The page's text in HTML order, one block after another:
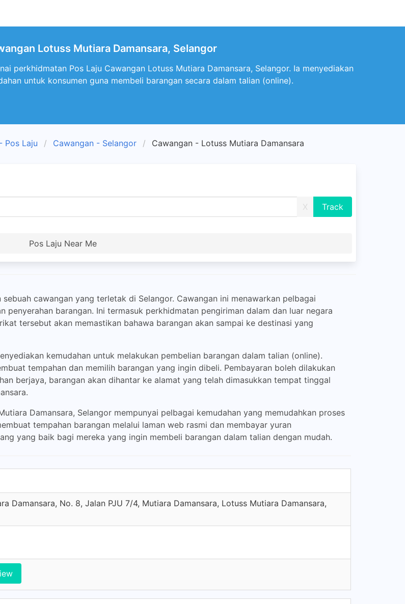
Lotuss Mutiara Damansara, Selangor
perkhidmatan Pos Laju Cawangan Lotuss Mutiara Damansara, Selangor. Ia menyediakan
untuk konsumen guna membeli barangan secara dalam talian (online).
Pos Laju Cawangan - Selangor Cawangan - Lotuss Mutiara Damansara
X
Pos Laju Near Me
cawangan yang terletak di Selangor. Cawangan ini menawarkan pelbagai
penyerahan barangan. Ini termasuk perkhidmatan pengiriman dalam dan luar negara
tersebut akan memastikan bahawa barangan akan sampai ke destinasi yang
kemudahan untuk melakukan pembelian barangan dalam talian (online).
tempahan dan memilih barangan yang ingin dibeli. Pembayaran boleh dilakukan
berjaya, barangan akan dihantar ke alamat yang telah dimasukkan tempat tinggal
Damansara, Selangor mempunyai pelbagai kemudahan yang memudahkan proses
tempahan barangan melalui laman web rasmi dan membayar yuran
yang baik bagi mereka yang ingin membeli barangan dalam talian dengan mudah.
Damansara, No. 8, Jalan PJU 7/4, Mutiara Damansara, Lotuss Mutiara Damansara,